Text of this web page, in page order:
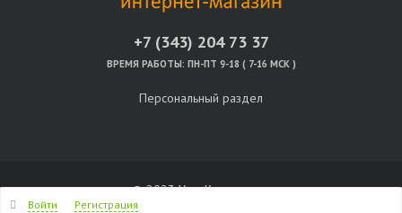
+7 (343) 204 73 37
ВРЕМЯ РАБОТЫ: ПН-ПТ 9-18 ( 7-16 МСК )
Персональный раздел
© 2023 УралКвадромед
Войти Регистрация